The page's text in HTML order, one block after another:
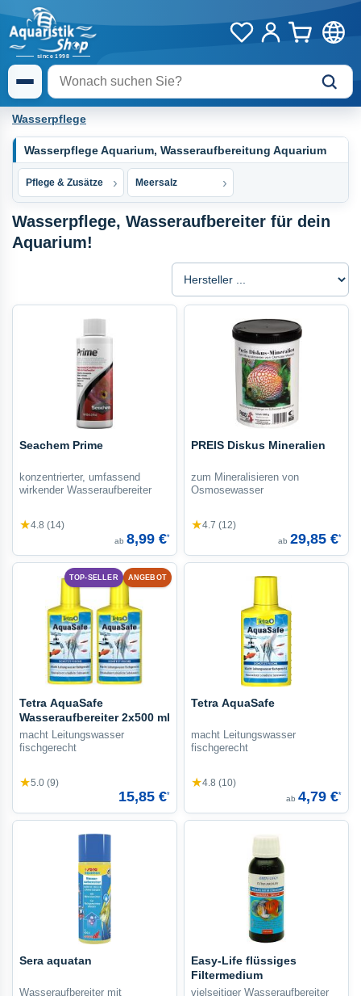
Wasserpflege
Wasserpflege Aquarium, Wasseraufbereitung Aquarium
Pflege & Zusätze Meersalz
Wasserpflege, Wasseraufbereiter für dein
Aquarium!
Seachem Prime
konzentrierter, umfassend
wirkender Wasseraufbereiter
★4.8 (14)
ab 8,99 €*
PREIS Diskus Mineralien
zum Mineralisieren von
Osmosewasser
★4.7 (12)
ab 29,85 €*
ANGEBOT
TOP-SELLER
Tetra AquaSafe
Wasseraufbereiter 2x500 ml
macht Leitungswasser
fischgerecht
★5.0 (9)
15,85 €*
Tetra AquaSafe
macht Leitungswasser
fischgerecht
★4.8 (10)
ab 4,79 €*
Sera aquatan
Wasseraufbereiter mit
Easy-Life flüssiges
Filtermedium
vielseitiger Wasseraufbereiter